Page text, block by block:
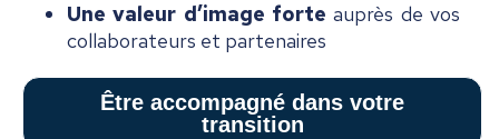
Une valeur d’image forte auprès de vos
collaborateurs et partenaires
Être accompagné dans votre
transition